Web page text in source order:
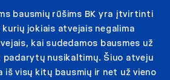
bausmių rūšims BK yra įtvirtinti
jokiais atvejais negalima
kai sudedamos bausmes už
padarytų nusikaltimų. Šiuo atveju
iš visų kitų bausmių ir net už vieno